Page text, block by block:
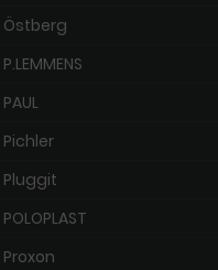
Östberg
P.LEMMENS
PAUL
Pichler
Pluggit
POLOPLAST
Proxon